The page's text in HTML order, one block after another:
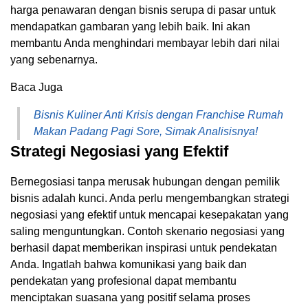
harga penawaran dengan bisnis serupa di pasar untuk
mendapatkan gambaran yang lebih baik. Ini akan
membantu Anda menghindari membayar lebih dari nilai
yang sebenarnya.
Baca Juga
Bisnis Kuliner Anti Krisis dengan Franchise Rumah
Makan Padang Pagi Sore, Simak Analisisnya!
Strategi Negosiasi yang Efektif
Bernegosiasi tanpa merusak hubungan dengan pemilik
bisnis adalah kunci. Anda perlu mengembangkan strategi
negosiasi yang efektif untuk mencapai kesepakatan yang
saling menguntungkan. Contoh skenario negosiasi yang
berhasil dapat memberikan inspirasi untuk pendekatan
Anda. Ingatlah bahwa komunikasi yang baik dan
pendekatan yang profesional dapat membantu
menciptakan suasana yang positif selama proses